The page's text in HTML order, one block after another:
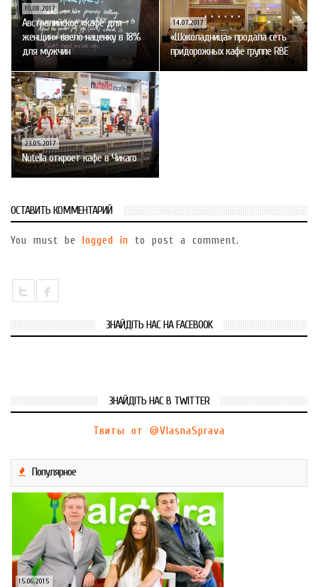
10.08.2017
Австралийское «кафе для
женщин» ввело наценку в 18%
для мужчин
14.07.2017
«Шоколадница» продала сеть
придорожных кафе группе RBE
23.05.2017
Nutella откроет кафе в Чикаго
ОСТАВИТЬ КОММЕНТАРИЙ
You must be logged in to post a comment.
ЗНАЙДІТЬ НАС НА FACEBOOK
ЗНАЙДІТЬ НАС В TWITTER
Твиты от @VlasnaSprava
Популярное
15.06.2015